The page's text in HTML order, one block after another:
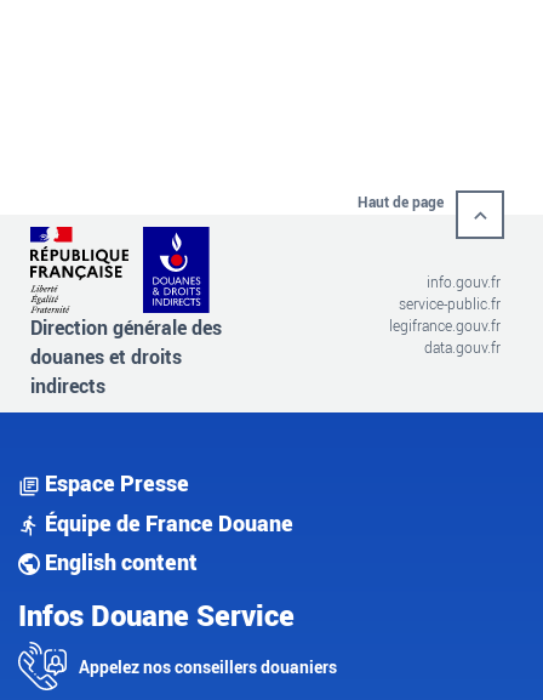
Haut de page
Direction générale des
douanes et droits
indirects
info.gouv.fr
service-public.fr
legifrance.gouv.fr
data.gouv.fr
Espace Presse
Équipe de France Douane
English content
Infos Douane Service
Appelez nos conseillers douaniers